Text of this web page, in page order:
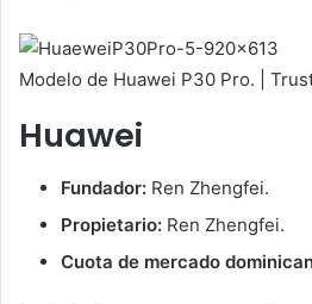
Modelo de Huawei P30 Pro. |
Huawei
Fundador: Ren Zhengfei.
Propietario: Ren Zhengfei.
Cuota de mercado